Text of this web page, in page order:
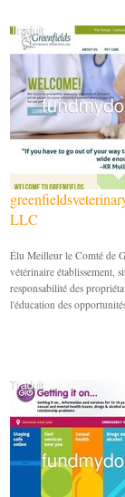
LLC
Élu Meilleur le Comté de
vétérinaire établissement,
responsabilité des
l'éducation des